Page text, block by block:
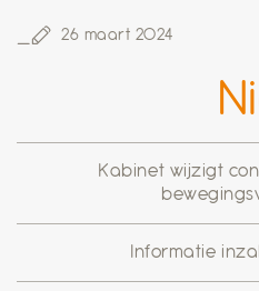
26 maart 2024
Kabinet wijzigt
Informatie